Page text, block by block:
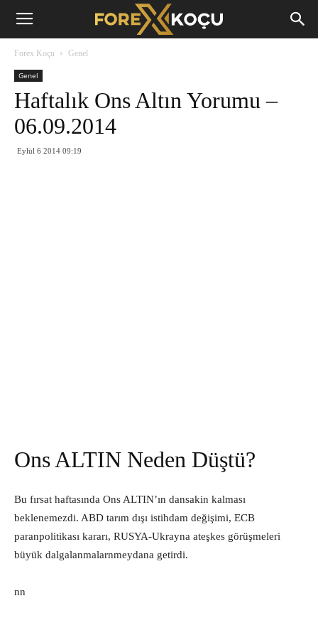
Forex
Forex Koçu Genel
Genel
Haftalık Ons Altın Yorumu –
06.09.2014
Eylül 6 2014 09:19
Ons ALTIN Neden Düştü?
Bu fırsat haftasında Ons ALTIN’ın dansakin kalması
beklenemezdi. ABD tarım dışı istihdam değişimi, ECB
paranpolitikası kararı, RUSYA-Ukrayna ateşkes görüşmeleri
büyük dalgalanmalarnmeydana getirdi.
nn